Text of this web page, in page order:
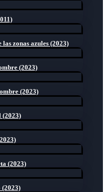
zonas azules (2023)
(2023)
(2023)
(2023)
(2023)
(2023)